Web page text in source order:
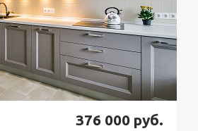
376 000 руб.